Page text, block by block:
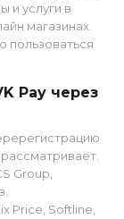
и услуги в
магазинах.
пользоваться
Pay через
Group,
Price, Softline,